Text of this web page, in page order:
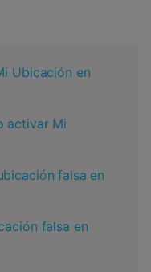
Ubicación en
activar Mi
falsa en
falsa en